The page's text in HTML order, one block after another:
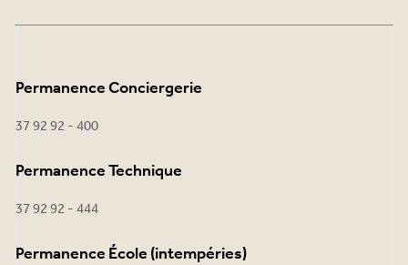
Permanence Conciergerie
37 92 92 - 400
Permanence Technique
37 92 92 - 444
Permanence École (intempéries)